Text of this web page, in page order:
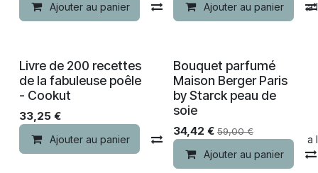
Ajouter au panier Comparer Ajouter à la
Ajouter au panier
Livre de 200 recettes
de la fabuleuse poêle
- Cookut
33,25 €
Ajouter au panier Comparer Ajouter à la
-30% de remise
Bouquet parfumé
Maison Berger Paris
by Starck peau de
soie
34,42 € 59,00€
Ajouter au panier